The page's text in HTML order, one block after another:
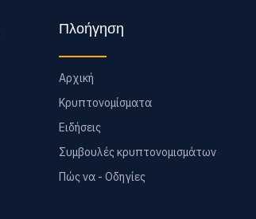
Πλοήγηση
Αρχική
Κρυπτονομίσματα
Ειδήσεις
Συμβουλές κρυπτονομισμάτων
Πώς να - Οδηγίες